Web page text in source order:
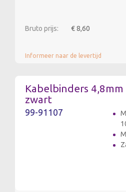
Bruto prijs: € 8,60
Informeer naar de levertijd
Kabelbinders 4,8mm
zwart
99-91107